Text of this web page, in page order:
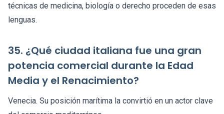
técnicas de medicina, biología o derecho proceden de esas
lenguas.
35. ¿Qué ciudad italiana fue una gran
potencia comercial durante la Edad
Media y el Renacimiento?
Venecia. Su posición marítima la convirtió en un actor clave